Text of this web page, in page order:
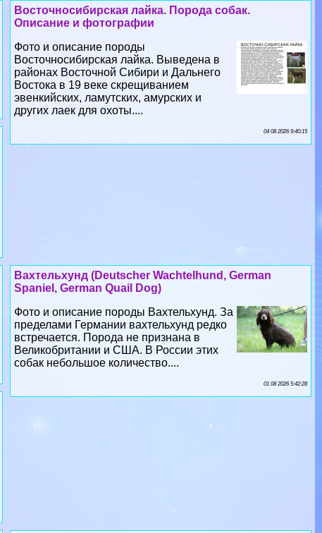
Восточносибирская лайка. Порода собак.
Описание и фотографии
Фото и описание породы
Восточносибирская лайка. Выведена в
районах Восточной Сибири и Дальнего
Востока в 19 веке скрещиванием
эвенкийских, ламутских, амурских и
других лаек для охоты....
04 08 2026 9:40:15
Вахтельхунд (Deutscher Wachtelhund, German
Spaniel, German Quail Dog)
Фото и описание породы Вахтельхунд. За
пределами Германии вахтельхунд редко
встречается. Порода не признана в
Великобритании и США. В России этих
собак небольшое количество....
01 08 2026 5:42:28